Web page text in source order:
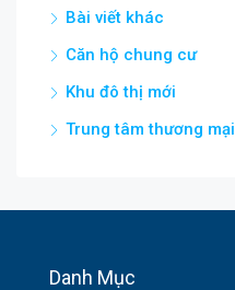
Bài viết khác
Căn hộ chung cư
Khu đô thị mới
Trung tâm thương mại
Danh Mục